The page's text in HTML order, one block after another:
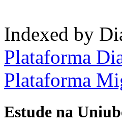
Indexed by
Plataforma
Plataforma
Estude na